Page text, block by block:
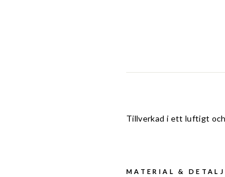
Tillverkad i ett luftigt
MATERIAL &